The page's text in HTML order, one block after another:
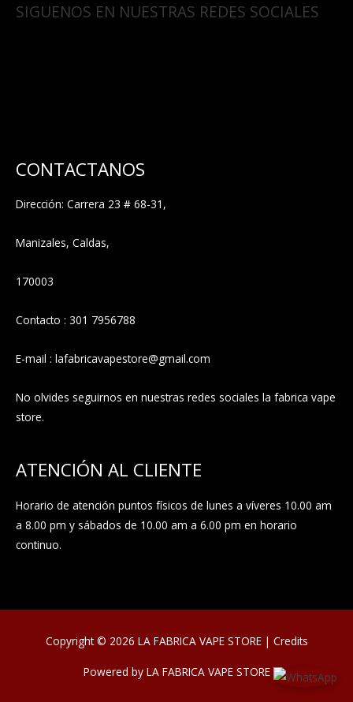
SIGUENOS EN NUESTRAS REDES SOCIALES
CONTACTANOS
Dirección: Carrera 23 # 68-31,
Manizales, Caldas,
170003
Contacto : 301 7956788
E-mail : lafabricavapestore@gmail.com
No olvides seguirnos en nuestras redes sociales la fabrica vape
store.
ATENCIÓN AL CLIENTE
Horario de atención puntos físicos de lunes a víveres 10.00 am
a 8.00 pm y sábados de 10.00 am a 6.00 pm en horario
continuo.
Copyright © 2026 LA FABRICA VAPE STORE| Credits
Powered by LA FABRICA VAPE STORE